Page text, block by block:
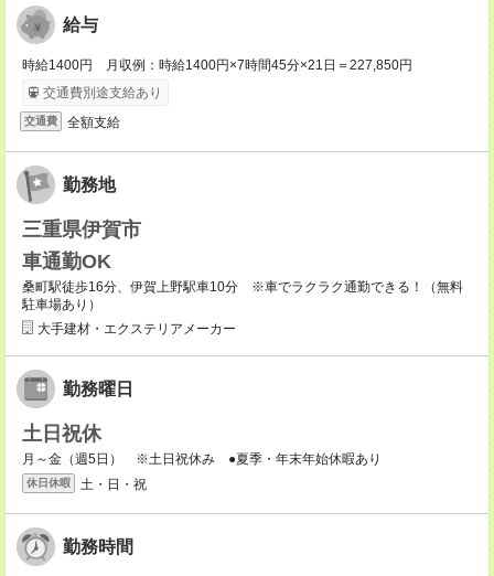
給与
時給1400円 月収例：時給1400円×7時間45分×21日＝227,850円
交通費別途支給あり
交通費 全額支給
勤務地
三重県伊賀市
車通勤OK
桑町駅徒歩16分、伊賀上野駅車10分 ※車でラクラク通勤できる！（無料
駐車場あり）
大手建材・エクステリアメーカー
勤務曜日
土日祝休
月～金（週5日） ※土日祝休み ●夏季・年末年始休暇あり
休日休暇 土・日・祝
勤務時間